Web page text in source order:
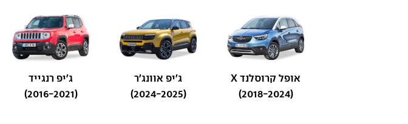
אופל קרוסלנד X
(2018-2024)
ג'יפ אוונג'ר
(2024-2025)
ג'יפ רנגייד
(2016-2021)